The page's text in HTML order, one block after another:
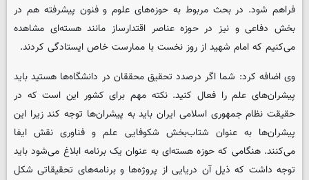
فراهم شود. در بحث مربوط به حوزه‌های علوم و فنون پیشرفته هم در
بخش دفاعی و نیز در حوزه عناصر اقتدارساز مانند هسته‌ای مشاهده
می‌کنیم که امام شهید از روز نخست با ممارست خاص ایستادگی کردند.
وی اضافه کرد: شما اگر درصدد تحقیق محققان در دانشگاه‌ها هستید باید
پیشران‌های علم را فعال کنید. نکته‌ مهم برای کشور این است که در
حقیقت نظام جمهوری اسلامی ایران باید به پیشران‌ها توجه کند زیرا این
پیشران‌ها به عنوان شتاب‌بخش شکوفایی علم و فناوری نقش ایفا
می‌کنند. هنگامی که حوزه هسته‌ای به عنوان یک برنامه ابلاغ می‌شود باید
توجه داشت که ذیل آن دریایی از پروژه‌ها و برنامه‌های تحقیقاتی شکل